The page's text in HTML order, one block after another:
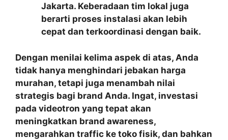
Jakarta. Keberadaan tim lokal juga
berarti proses instalasi akan lebih
cepat dan terkoordinasi dengan baik.
Dengan menilai kelima aspek di atas, Anda
tidak hanya menghindari jebakan harga
murahan, tetapi juga menambah nilai
strategis bagi brand Anda. Ingat, investasi
pada videotron yang tepat akan
meningkatkan brand awareness,
mengarahkan traffic ke toko fisik, dan bahkan